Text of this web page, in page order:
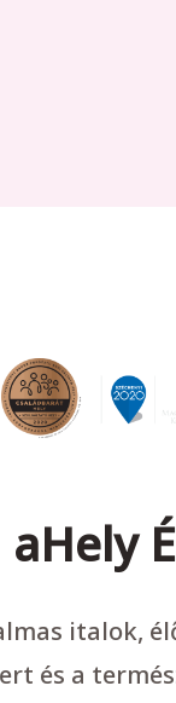
aHely
italok,
és a